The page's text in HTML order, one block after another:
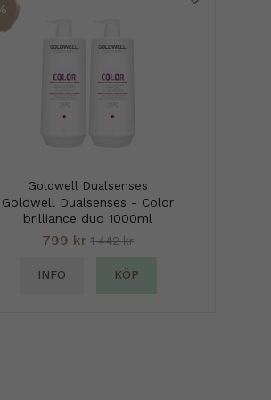
Goldwell Dualsenses
Goldwell Dualsenses - Color
brilliance duo 1000ml
799 kr 1 442 kr
INFO KÖP